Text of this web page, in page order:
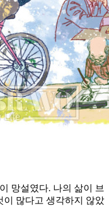
망설였다. 나의 삶이 브
이 많다고 생각하지 않았